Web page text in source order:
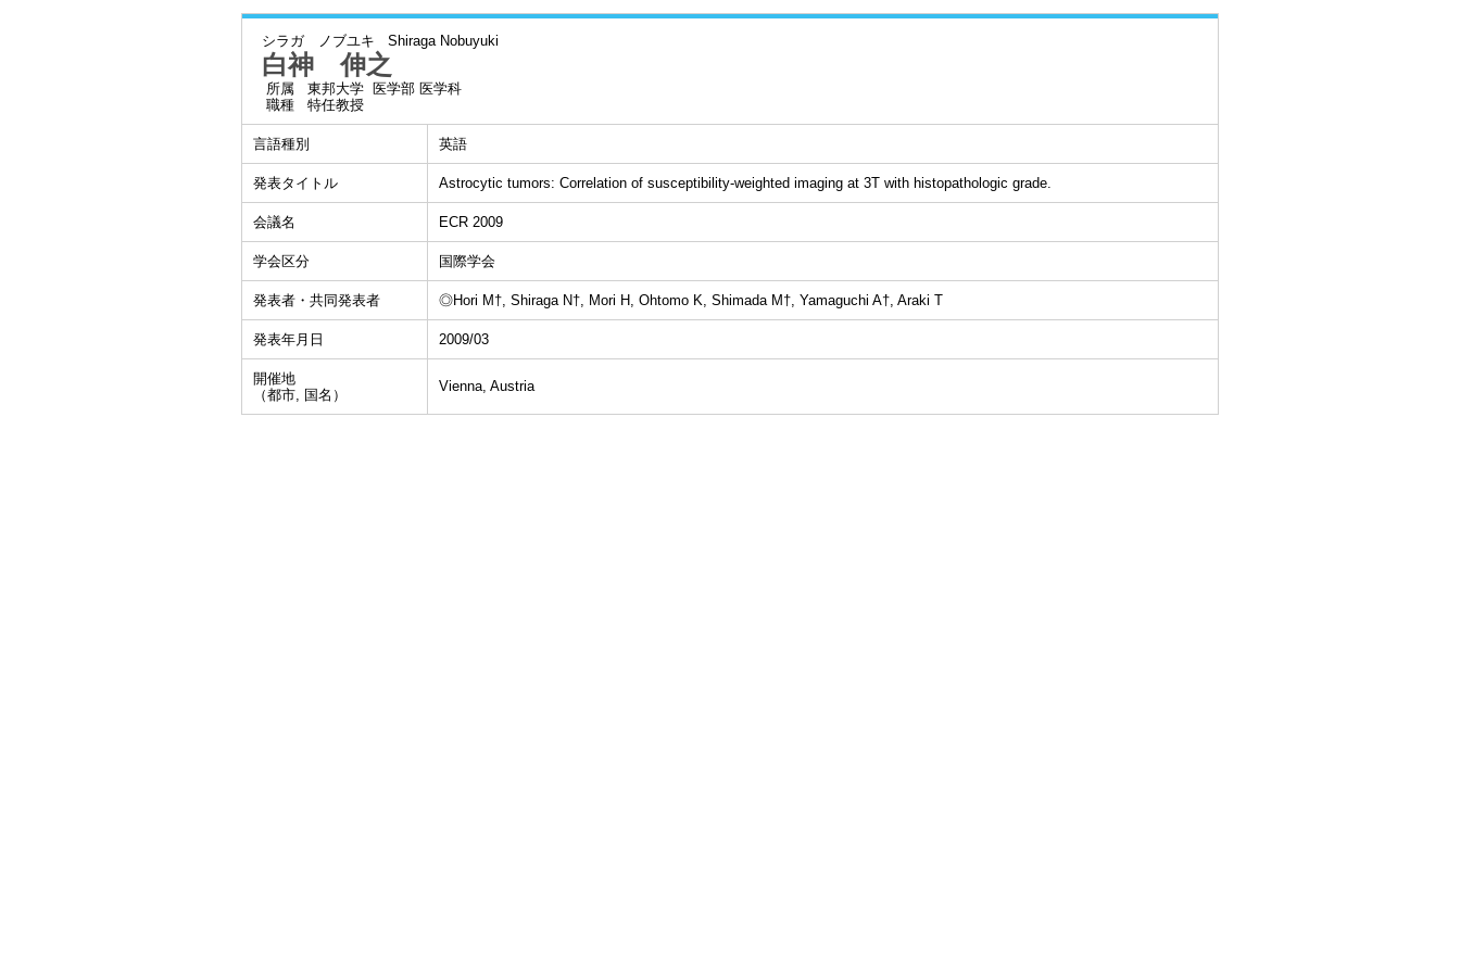
シラガ ノブユキ Shiraga Nobuyuki
白神 伸之
所属
東邦大学 医学部 医学科
職種
特任教授
言語種別 英語
発表タイトル Astrocytic tumors: Correlation of susceptibility-weighted imaging at 3T with histopathologic grade.
会議名 ECR 2009
学会区分 国際学会
発表者・共同発表者 ◎Hori M†, Shiraga N†, Mori H, Ohtomo K, Shimada M†, Yamaguchi A†, Araki T
発表年月日 2009/03
開催地
（都市, 国名）
Vienna, Austria